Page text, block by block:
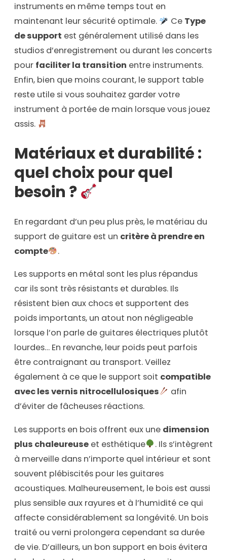
instruments en même temps tout en
maintenant leur sécurité optimale.
Ce Type
de support est généralement utilisé dans les
studios d’enregistrement ou durant les concerts
pour faciliter la transition entre instruments.
Enfin, bien que moins courant, le support table
reste utile si vous souhaitez garder votre
instrument à portée de main lorsque vous jouez
assis.
Matériaux et durabilité :
quel choix pour quel
besoin ?
En regardant d’un peu plus près, le matériau du
support de guitare est un critère à prendre en
compte
.
Les supports en métal sont les plus répandus
car ils sont très résistants et durables. Ils
résistent bien aux chocs et supportent des
poids importants, un atout non négligeable
lorsque l’on parle de guitares électriques plutôt
lourdes… En revanche, leur poids peut parfois
être contraignant au transport. Veillez
également à ce que le support soit compatible
avec les vernis nitrocellulosiques
afin
d’éviter de fâcheuses réactions.
Les supports en bois offrent eux une dimension
plus chaleureuse et esthétique
. Ils s’intègrent
à merveille dans n’importe quel intérieur et sont
souvent plébiscités pour les guitares
acoustiques. Malheureusement, le bois est aussi
plus sensible aux rayures et à l’humidité ce qui
affecte considérablement sa longévité. Un bois
traité ou verni prolongera cependant sa durée
de vie. D’ailleurs, un bon support en bois évitera